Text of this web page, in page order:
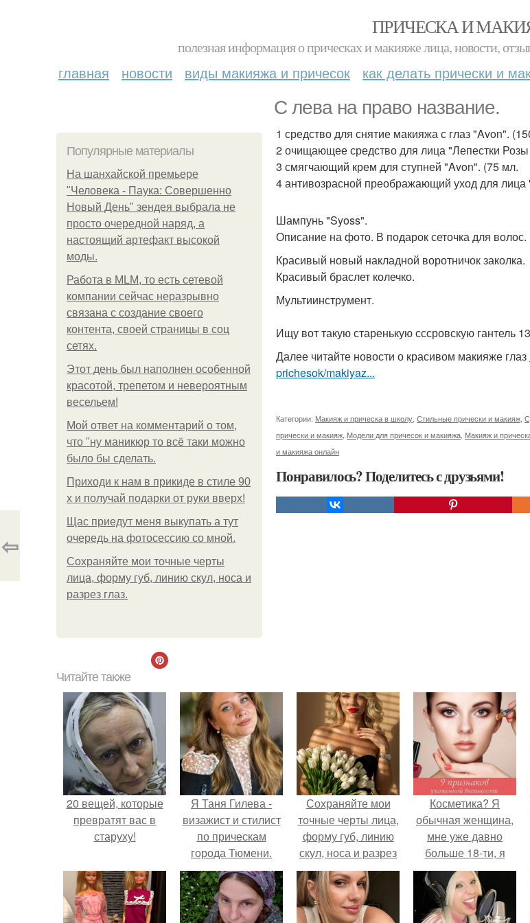
ПРИЧЕСКА И
полезная информация о прическах и макияже лица, новости,
главная новости виды макияжа и причесок как делать прически и
С лева на право название.
Популярные материалы
На шанхайской премьере
"Человека - Паука: Совершенно
Новый День" зендея выбрала не
просто очередной наряд, а
настоящий артефакт высокой
моды.
Работа в MLM, то есть сетевой
компании сейчас неразрывно
связана с создание своего
контента, своей страницы в соц
сетях.
Этот день был наполнен особенной
красотой, трепетом и невероятным
весельем!
Мой ответ на комментарий о том,
что "ну маникюр то всё таки можно
было бы сделать.
Приходи к нам в прикиде в стиле 90
х и получай подарки от руки вверх!
Щас приедут меня выкупать а тут
очередь на фотосессию со мной.
Сохраняйте мои точные черты
лица, форму губ, линию скул, носа и
разрез глаз.
1 средство для снятие макияжа с глаз "Avon".
2 очищающее средство для лица "Лепестки
3 смягчающий крем для ступней "Avon". (75 мл.
4 антивозрасной преображающий уход для лица
Шампунь "Syoss".
Описание на фото. В подарок сеточка для волос.
Красивый новый накладной воротничок заколка.
Красивый браслет колечко.
Мультиинструмент.
Ищу вот такую старенькую сссровскую гантель 13
Далее читайте новости о красивом макияже глаз
prichesok/makiyaz...
Категории: Макияж и прическа в школу Стильные прически и макияж
прически и макияж Модели для причесок и макияжа Макияж и
и макияжа онлайн
Понравилось? Поделитесь с друзьями!
⇦
Читайте также
20 вещей, которые
превратят вас в
старуху!
Я Таня Гилева -
визажист и стилист
по прическам
города Тюмени.
Сохраняйте мои
точные черты лица,
форму губ, линию
скул, носа и разрез
глаз.
Косметика? Я
обычная женщина,
мне уже давно
больше 18-ти, я
работаю как все, и
живу в мегаполисе.